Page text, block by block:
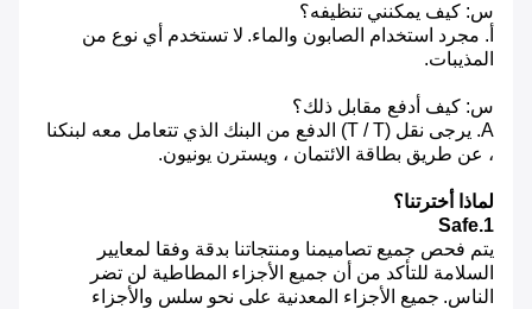
س: كيف يمكنني تنظيفه؟
أ. مجرد استخدام الصابون والماء. لا تستخدم أي نوع من
المذيبات.
س: كيف أدفع مقابل ذلك؟
A. يرجى نقل (T / T) الدفع من البنك الذي تتعامل معه لبنكنا
، عن طريق بطاقة الائتمان ، ويسترن يونيون.
لماذا أخترتنا؟
1.Safe
يتم فحص جميع تصاميمنا ومنتجاتنا بدقة وفقا لمعايير
السلامة للتأكد من أن جميع الأجزاء المطاطية لن تضر
الناس. جميع الأجزاء المعدنية على نحو سلس والأجزاء